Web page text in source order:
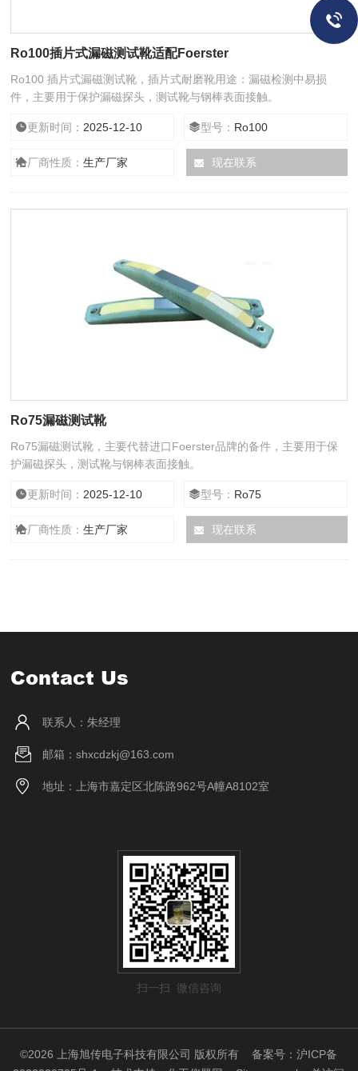
Ro100插片式漏磁测试靴适配Foerster
Ro100 插片式漏磁测试靴，插片式耐磨靴用途：漏磁检测中易损
件，主要用于保护漏磁探头，测试靴与钢棒表面接触。
更新时间： 2025-12-10 型号： Ro100
厂商性质：生产厂家 现在联系
Ro75漏磁测试靴
Ro75漏磁测试靴，主要代替进口Foerster品牌的备件，主要用于保
护漏磁探头，测试靴与钢棒表面接触。
更新时间： 2025-12-10 型号： Ro75
厂商性质：生产厂家 现在联系
Contact Us
联系人：朱经理
邮箱：shxcdzkj@163.com
地址：上海市嘉定区北陈路962号A幢A8102室
扫一扫 微信咨询
©2026 上海旭传电子科技有限公司 版权所有备案号：沪ICP备